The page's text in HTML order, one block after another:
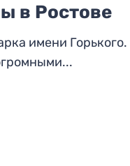
в Ростове
имени